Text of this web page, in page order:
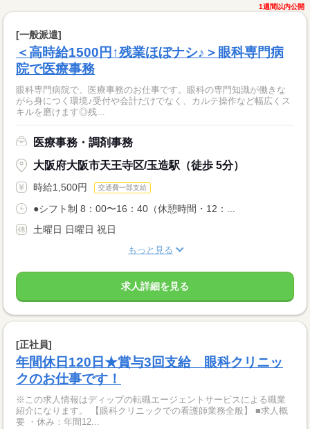
1週間以内公開
[一般派遣]
＜高時給1500円↑残業ほぼナシ♪＞眼科専門病
院で医療事務
眼科専門病院で、医療事務のお仕事です。眼科の専門知識が働きな
がら身につく環境♪受付や会計だけでなく、カルテ操作など幅広くス
キルを磨けます◎残...
医療事務・調剤事務
大阪府大阪市天王寺区/玉造駅（徒歩 5分）
時給1,500円 交通費一部支給
●シフト制 8：00〜16：40（休憩時間・12：...
土曜日 日曜日 祝日
もっと見る
求人詳細を見る
[正社員]
年間休日120日★賞与3回支給 眼科クリニッ
クのお仕事です！
※この求人情報はディップの転職エージェントサービスによる職業
紹介になります。 【眼科クリニックでの看護師業務全般】 ■求人概
要 ・休み：年間12...